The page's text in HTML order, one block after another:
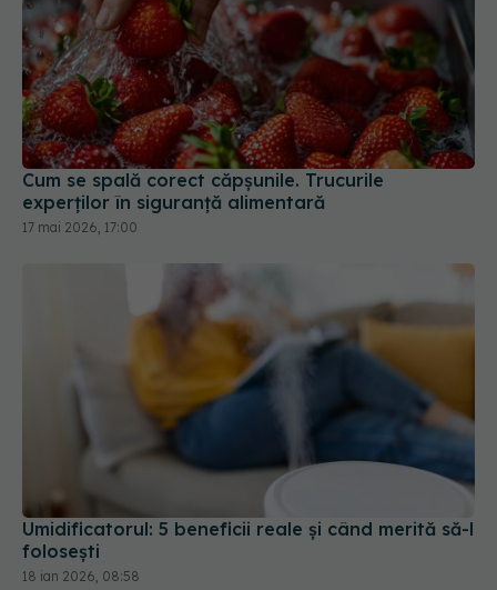
Cum se spală corect căpșunile. Trucurile
experților în siguranță alimentară
17 mai 2026, 17:00
Umidificatorul: 5 beneficii reale și când merită să-l
folosești
18 ian 2026, 08:58